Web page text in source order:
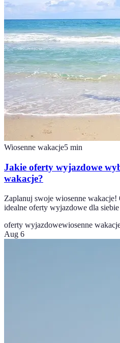
Wiosenne wakacje5 min
Jakie oferty wyjazdowe
wakacje?
Zaplanuj swoje wiosenne
idealne oferty wyjazdowe dla
oferty wyjazdowewiosenne
Aug 6